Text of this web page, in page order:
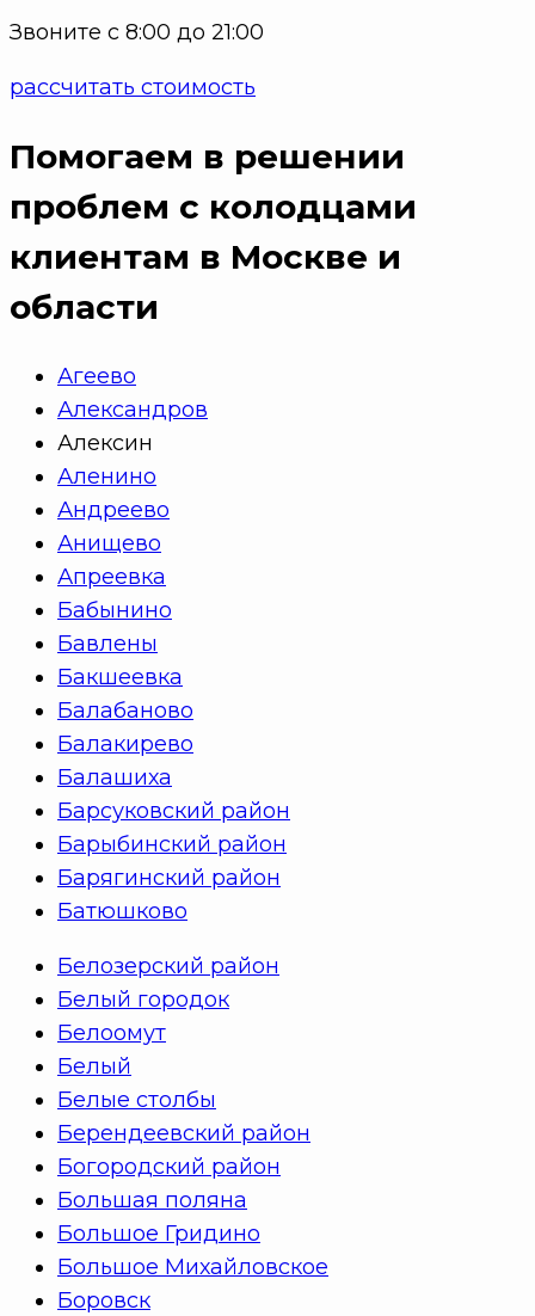
Звоните с 8:00 до 21:00
рассчитать стоимость
Помогаем в решении
проблем с колодцами
клиентам в Москве и
области
Агеево
Александров
Алексин
Аленино
Андреево
Анищево
Апреевка
Бабынино
Бавлены
Бакшеевка
Балабаново
Балакирево
Балашиха
Барсуковский район
Барыбинский район
Барягинский район
Батюшково
Белозерский район
Белый городок
Белоомут
Белый
Белые столбы
Берендеевский район
Богородский район
Большая поляна
Большое Гридино
Большое Михайловское
Боровск